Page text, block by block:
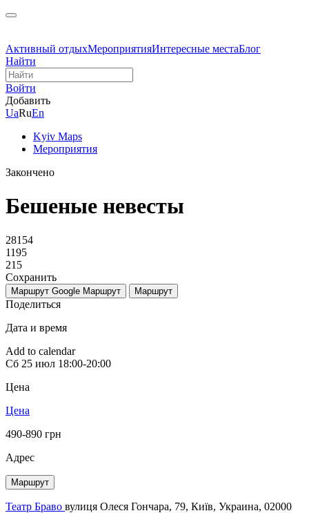
Активный отдыхМероприятияИнтересные местаБлог
Найти
Войти
Добавить
UaRuEn
Kyiv Maps
Мероприятия
Закончено
Бешеные невесты
28154
1195
215
Сохранить
Маршрут Google Маршрут Маршрут
Поделиться
Дата и время
Add to calendar
Сб 25 июл 18:00-20:00
Цена
Цена
490-890 грн
Адрес
Маршрут
Театр Браво вулиця Олеся Гончара, 79, Київ, Украина, 02000